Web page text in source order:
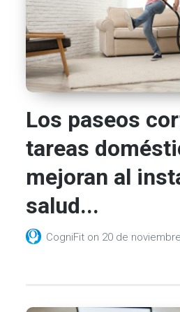
Los paseos
tareas
mejoran al
salud...
CogniFit on 20 de